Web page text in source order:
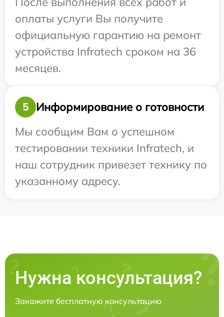
оплаты услуги Вы получите
официальную гарантию на ремонт
устройства Infratech сроком на 36
месяцев.
5
Информирование о готовности
Мы сообщим Вам о успешном
тестировании техники Infratech, и
наш сотрудник привезет технику по
указанному адресу.
Нужна консультация?
Закажите бесплатную консультацию